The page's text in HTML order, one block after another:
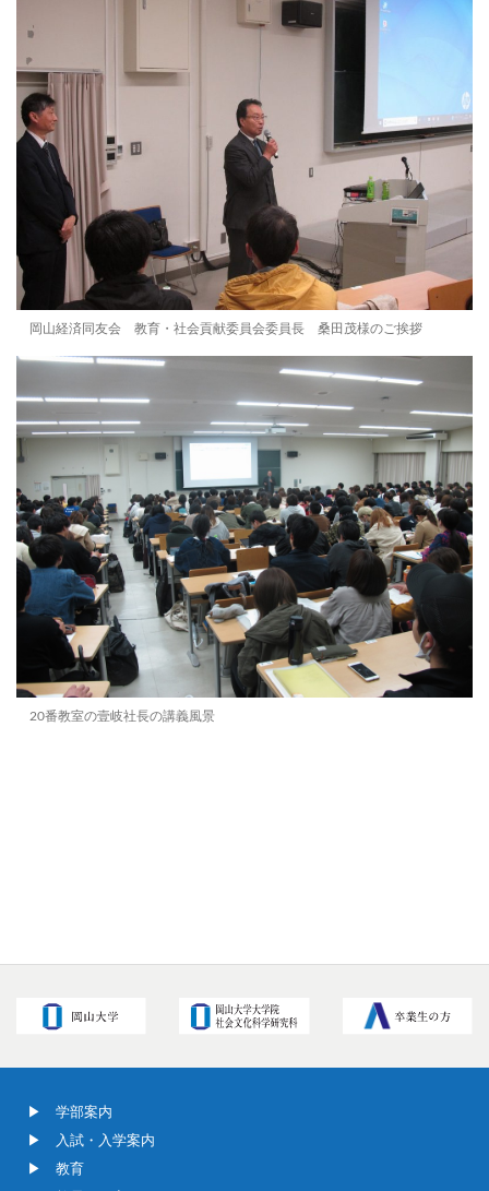
岡山経済同友会 教育・社会貢献委員会委員長 桑田茂様のご挨拶
20番教室の壹岐社長の講義風景
学部案内
入試・入学案内
教育